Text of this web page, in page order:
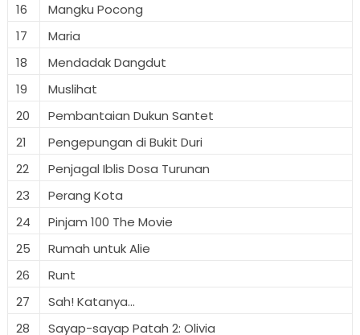
16
Mangku Pocong
17
Maria
18
Mendadak Dangdut
19
Muslihat
20
Pembantaian Dukun Santet
21
Pengepungan di Bukit Duri
22
Penjagal Iblis Dosa Turunan
23
Perang Kota
24
Pinjam 100 The Movie
25
Rumah untuk Alie
26
Runt
27
Sah! Katanya...
28
Sayap-sayap Patah 2: Olivia